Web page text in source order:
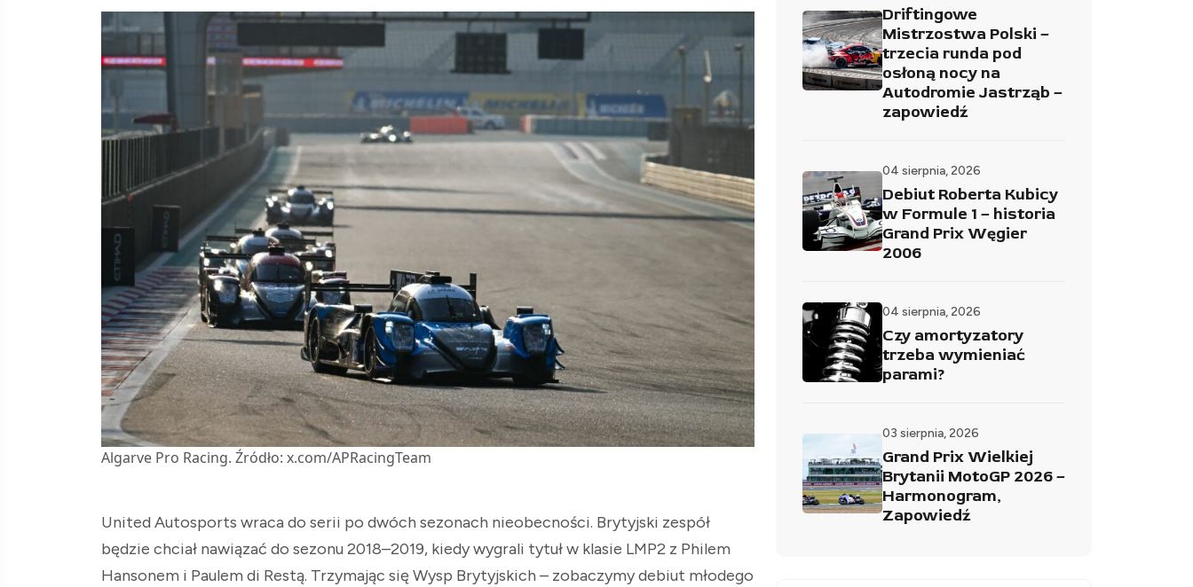
Algarve Pro Racing. Źródło: x.com/APRacingTeam
United Autosports wraca do serii po dwóch sezonach nieobecności. Brytyjski zespół
będzie chciał nawiązać do sezonu 2018–2019, kiedy wygrali tytuł w klasie LMP2 z Philem
Hansonem i Paulem di Restą. Trzymając się Wysp Brytyjskich – zobaczymy debiut młodego
Driftingowe
Mistrzostwa Polski –
trzecia runda pod
osłoną nocy na
Autodromie Jastrząb –
zapowiedź
04 sierpnia, 2026
Debiut Roberta Kubicy
w Formule 1 – historia
Grand Prix Węgier
2006
04 sierpnia, 2026
Czy amortyzatory
trzeba wymieniać
parami?
03 sierpnia, 2026
Grand Prix Wielkiej
Brytanii MotoGP 2026 –
Harmonogram,
Zapowiedź